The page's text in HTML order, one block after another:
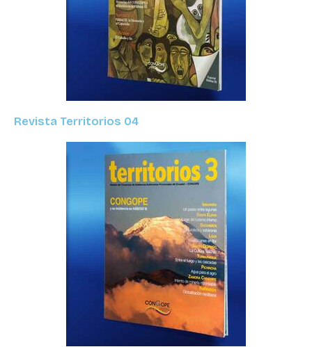
Revista Territorios 04